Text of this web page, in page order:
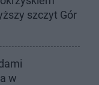
szczyt Gór
w